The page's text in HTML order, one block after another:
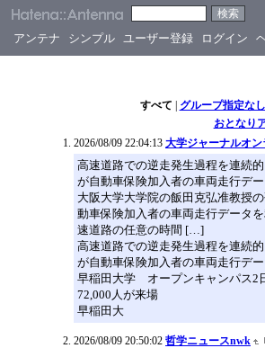
アンテナ シンプル ユーザー登録 ログイン
すべて | グループ指定なし
おとなり
2026/08/09 22:04:13 大学ジャーナルオン
高速道路での逆走発生過程を連続
が自動車保険加入者の車両走行デ
大阪大学大学院の飯田克弘准教授
動車保険加入者の車両走行データ
速道路の任意の時間 […]
高速道路での逆走発生過程を連続
が自動車保険加入者の車両走行デ
早稲田大学 オープンキャンパス2
72,000人が来場
早稲田大
2026/08/09 20:50:02 哲学ニュースnwk